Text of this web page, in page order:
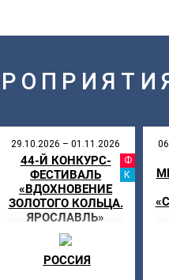
29.10.2026 – 01.11.2026
44-Й КОНКУРС-
ФЕСТИВАЛЬ
«ВДОХНОВЕНИЕ
ЗОЛОТОГО КОЛЬЦА.
ЯРОСЛАВЛЬ»
РОССИЯ